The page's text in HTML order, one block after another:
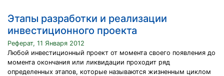
Этапы разработки и реализации
инвестиционного проекта
Реферат, 11 Января 2012
Любой инвестиционный проект от момента своего появления до
момента окончания или ликвидации проходит ряд
определенных этапов, которые называются жизненным циклом